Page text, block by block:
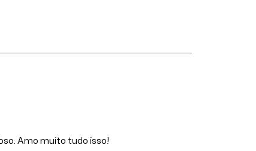
Amo muito tudo isso!